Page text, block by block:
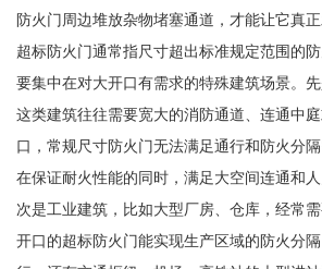
防火门周边堆放杂物堵塞通道，才能让它真正
超标防火门通常指尺寸超出标准规定范围的
要集中在对大开口有需求的特殊建筑场景。
这类建筑往往需要宽大的消防通道、连通中
口，常规尺寸防火门无法满足通行和防火分
在保证耐火性能的同时，满足大空间连通和
次是工业建筑，比如大型厂房、仓库，经常
开口的超标防火门能实现生产区域的防火分